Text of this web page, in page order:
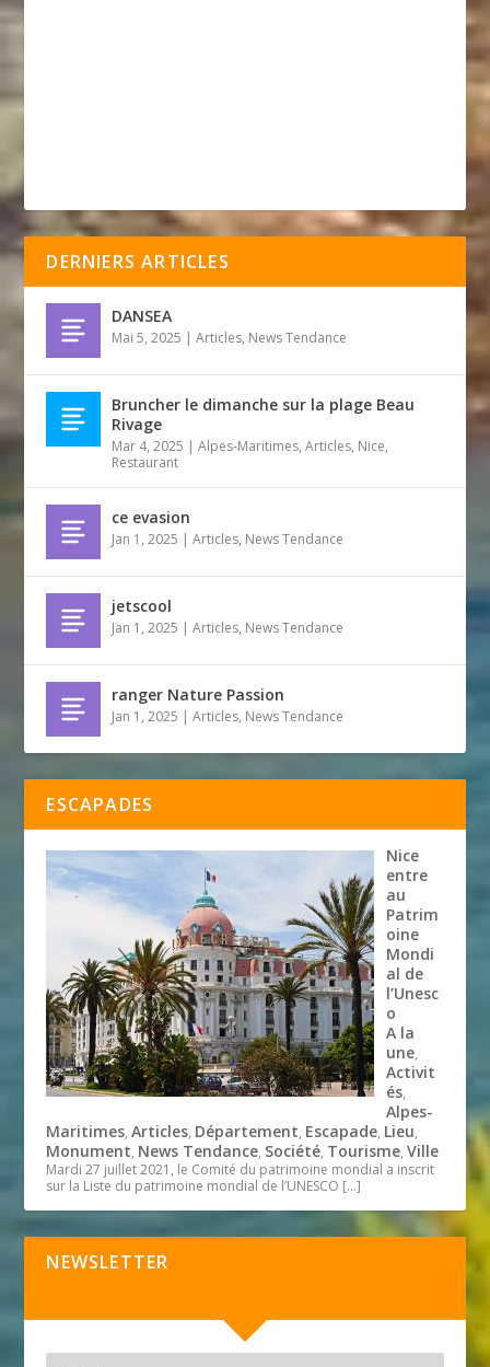
DERNIERS ARTICLES
DANSEA
Mai 5, 2025 |Articles, News Tendance
Bruncher le dimanche sur la plage Beau
Rivage
Mar 4, 2025 |Alpes-Maritimes,Articles, Nice,
Restaurant
ce evasion
Jan 1, 2025 |Articles, News Tendance
jetscool
Jan 1, 2025 |Articles, News Tendance
ranger Nature Passion
Jan 1, 2025 |Articles, News Tendance
ESCAPADES
Nice
entre
au
Patrim
oine
Mondi
al de
l’Unesc
o
A la
une,
Activit
és,
Alpes-
Maritimes,Articles, Département, Escapade, Lieu,
Monument, News Tendance, Société, Tourisme,Ville
Mardi 27 juillet 2021, le Comité du patrimoine mondial a inscrit
sur la Liste du patrimoine mondial de l’UNESCO […]
NEWSLETTER